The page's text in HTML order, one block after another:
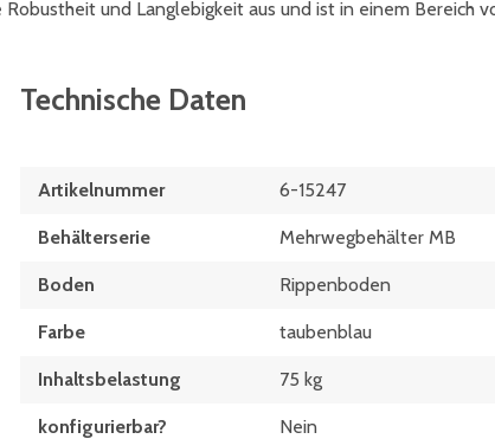
und Langlebigkeit aus und ist in einem Bereich
Technische Daten
Artikelnummer 6-15247
Behälterserie Mehrwegbehälter MB
Boden Rippenboden
Farbe taubenblau
Inhaltsbelastung 75 kg
konfigurierbar? Nein